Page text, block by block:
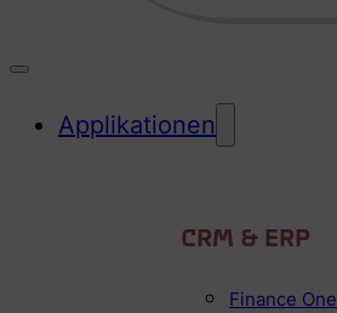
Applikationen
CRM & ERP
Finance One